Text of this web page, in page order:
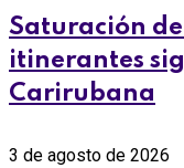
Saturación
itinerantes
Carirubana
3 de agosto de 2026